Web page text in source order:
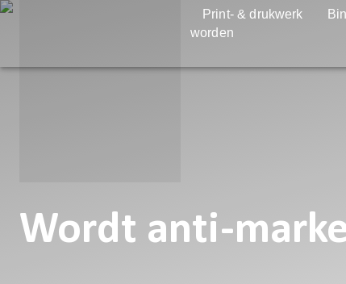
Print- & drukwerk
worden
Wordt anti-